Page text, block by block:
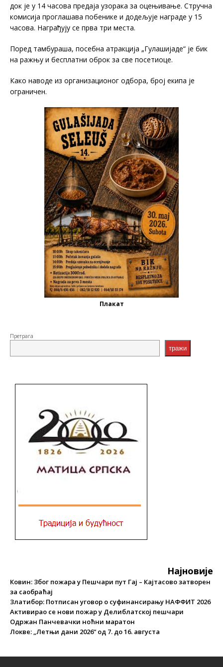
док је у 14 часова предаја узорака за оцењивање. Стручна
комисија проглашава побенике и додељује награде у 15
часова. Награђују се прва три места.
Поред тамбураша, посебна атракција „Гулашијаде“ је бик
на ражњу и бесплатни оброк за све посетиоце.
Како наводе из организационог одбора, број екипа је
ограничен.
Плакат
Претрага
тражи
Најновије
Ковин: Због пожара у Пешчари пут Гај – Кајтасово затворен
за саобраћај
Златибор: Потписан уговор о суфинансирању НАФФИТ 2026
Активирао се нови пожар у Делиблатској пешчари
Одржан Панчевачки ноћни маратон
Локве: „Летњи дани 2026“ од 7. до 16. августа